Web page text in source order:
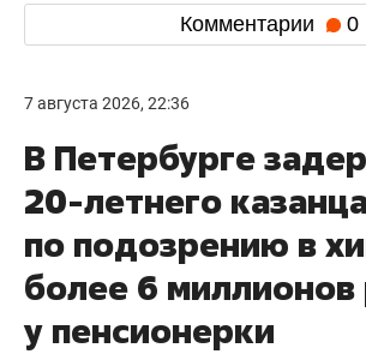
Комментарии 0
7 августа 2026, 22:36
В Петербурге
20-летнего
по подозрению в
более 6 миллионов
у пенсионерки